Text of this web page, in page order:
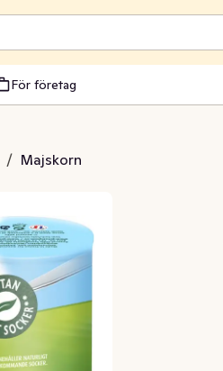
För företag
/ Majskorn